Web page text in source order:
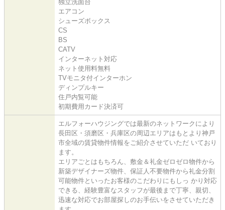
独立洗面台
エアコン
シューズボックス
CS
BS
CATV
インターネット対応
ネット使用料無料
TVモニタ付インターホン
ディンプルキー
住戸内覧可能
初期費用カード決済可
エルフォーハウジングでは最新のネットワークにより
長田区・須磨区・兵庫区の周辺エリアはもとより神戸
市全域の賃貸物件情報をご紹介させていただ いており
ます。
エリアごとはもちろん、敷金＆礼金ゼロゼロ物件から
新築デザイナーズ物件、保証人不要物件から礼金分割
可能物件といったお客様のこだわりにもしっ かり対応
できる、経験豊富なスタッフが最後まで丁寧、親切、
迅速な対応でお部屋探しのお手伝いをさせていただき